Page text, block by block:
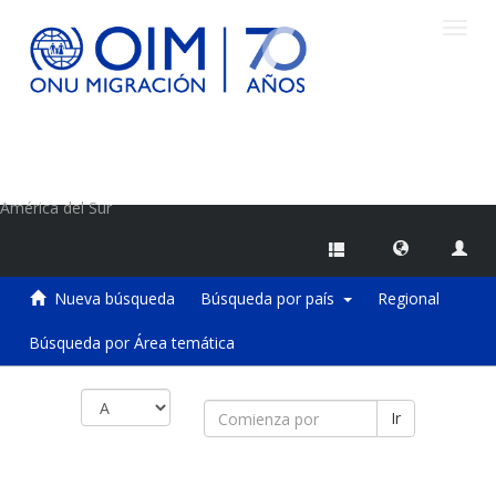
América del Sur
Nueva búsqueda Búsqueda por país Regional
Búsqueda por Área temática
Ir